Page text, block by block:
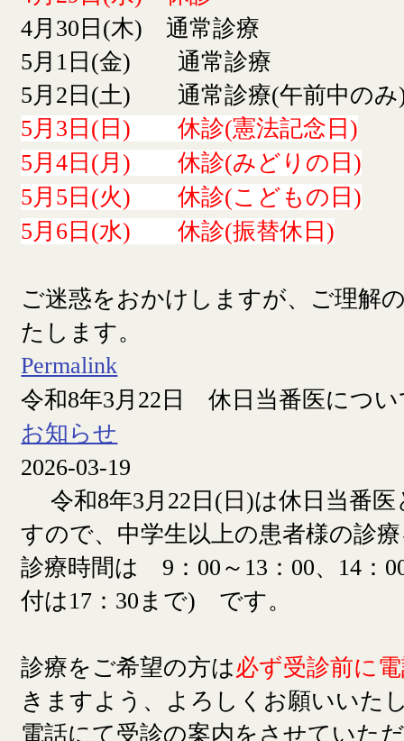
4月30日(木) 通常診療
5月1日(金) 通常診療
5月2日(土) 通常診療(午前中のみ
5月3日(日) 休診(憲法記念日)
5月4日(月) 休診(みどりの日)
5月5日(火) 休診(こどもの日)
5月6日(水) 休診(振替休日)
ご迷惑をおかけしますが、ご理解
たします。
Permalink
令和8年3月22日 休日当番医につい
お知らせ
2026-03-19
令和8年3月22日(日)は休日当番
すので、中学生以上の患者様の診
診療時間は 9：00～13：00、14：
付は17：30まで) です。
診療をご希望の方は必ず受診前に
きますよう、よろしくお願いいた
電話にて受診の案内をさせていた